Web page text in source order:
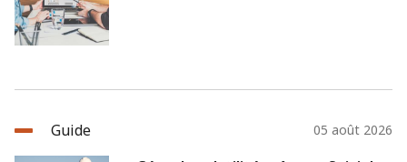
Guide 05 août 2026